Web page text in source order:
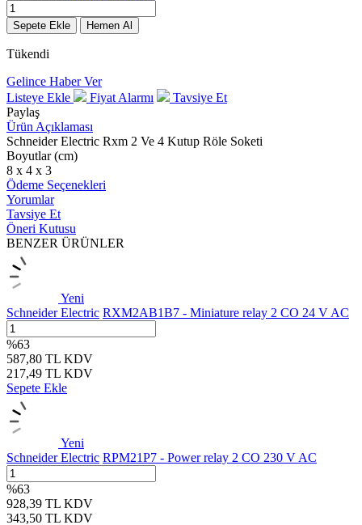
Sepete Ekle Hemen Al
Tükendi
Gelince Haber Ver
Listeye Ekle
Fiyat Alarmı
Tavsiye Et
Paylaş
Ürün Açıklaması
Schneider Electric Rxm 2 Ve 4 Kutup Röle Soketi
Boyutlar (cm)
8 x 4 x 3
Ödeme Seçenekleri
Yorumlar
Tavsiye Et
Öneri Kutusu
BENZER ÜRÜNLER
Yeni
Schneider Electric RXM2AB1B7 - Miniature relay 2 CO 24 V AC
%63
587,80 TL KDV
217,49 TL KDV
Sepete Ekle
Yeni
Schneider Electric RPM21P7 - Power relay 2 CO 230 V AC
%63
928,39 TL KDV
343,50 TL KDV